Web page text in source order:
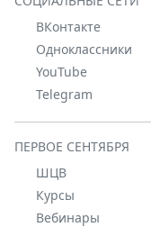
ВКонтакте
Одноклассники
YouTube
Telegram
ПЕРВОЕ СЕНТЯБРЯ
ШЦВ
Курсы
Вебинары